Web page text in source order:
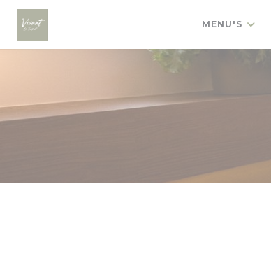
Cookies beheer paneel
MENU'S